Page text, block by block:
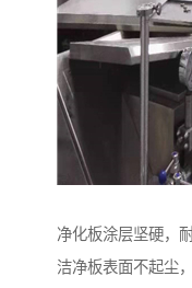
净化板涂层坚硬，
洁净板表面不起尘